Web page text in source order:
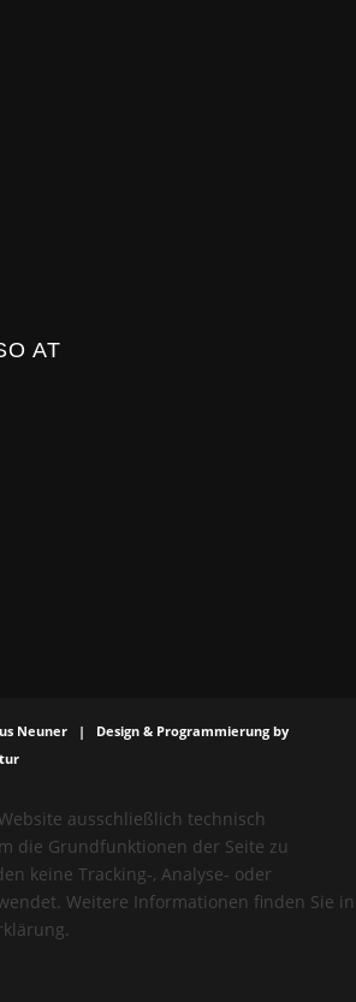
AT
Neuner | Design & Programmierung by
ausschließlich technisch
die Grundfunktionen der Seite zu
keine Tracking-, Analyse- oder
Weitere Informationen finden Sie in